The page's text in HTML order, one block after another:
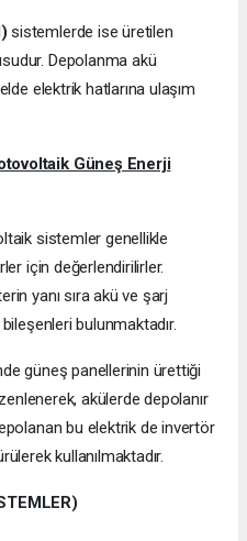
sistemlerde ise üretilen
Depolanma akü
elektrik hatlarına ulaşım
Güneş Enerji
sistemler genellikle
için değerlendirilirler.
yanı sıra akü ve şarj
bulunmaktadır.
güneş panellerinin ürettiği
akülerde depolanır
bu elektrik de invertör
kullanılmaktadır.